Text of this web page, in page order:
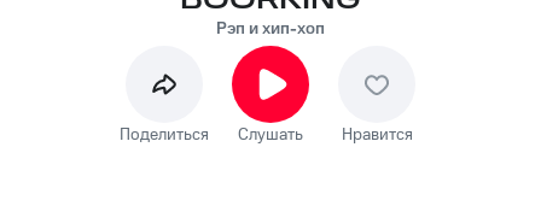
Рэп и хип-хоп
Поделиться Слушать Нравится